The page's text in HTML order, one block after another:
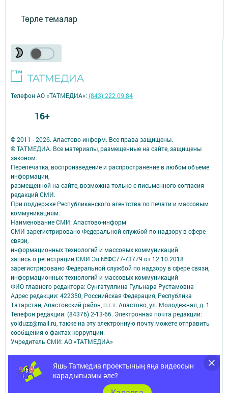
Төрле темалар
Яшь Татмедиа проектының яңа видеосын
карадыгызмы әле?
© 2011 - 2026. Апастово-информ. Все права защищены.
© ТАТМЕДИА. Все материалы, размещенные на сайте, защищены
законом.
Перепечатка, воспроизведение и распространение в любом объеме
информации,
размещенной на сайте, возможна только с письменного согласия
редакций СМИ.
При поддержке Республиканского агентства по печати и массовым
коммуникациям.
Наименование СМИ: Апастово-информ
СМИ зарегистрировано Федеральной службой по надзору в сфере
связи,
информационных технологий и массовых коммуникаций
запись о регистрации СМИ Эл №ФС77-73779 от 12.10.2018
зарегистрировано Федеральной службой по надзору в сфере связи,
информационных технологий и массовых коммуникаций
ФИО главного редактора: Сунгатуллина Гульнара Рустамовна
Адрес редакции: 422350, Россиийская Федерация, Республика
Татарстан, Апастовский район, п.г.т. Апастово, ул. Молодежная, д. 1
Телефон редакции: (84376) 2-13-66. Электронная почта редакции:
yolduzz@mail.ru, также на эту электронную почту можете отправить
сообщения о фактах коррупции.
Учредитель СМИ: АО «ТАТМЕДИА»
Антикоррупционная политика
АО «ТАТМЕДИА» использует «cookie»для персонализации сервисов и
удобства пользователей сайтом.
Использование «cookie» можно отменить в настройках браузера.
Телефон АО «ТАТМЕДИА»:(843) 222 09 84
16+